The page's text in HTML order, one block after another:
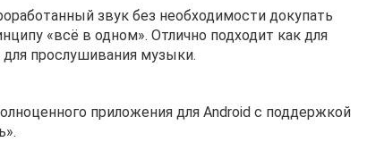
звук без необходимости докупать
«всё в одном». Отлично подходит как для
прослушивания музыки.
приложения для Android с поддержкой